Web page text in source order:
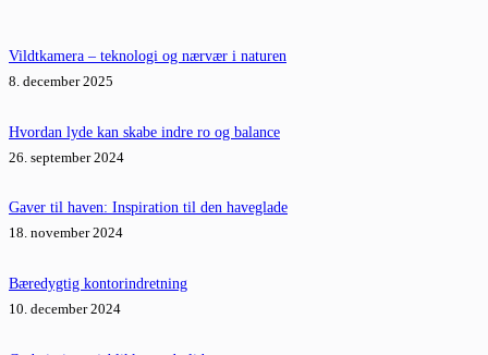
Vildtkamera – teknologi og nærvær i naturen
8. december 2025
Hvordan lyde kan skabe indre ro og balance
26. september 2024
Gaver til haven: Inspiration til den haveglade
18. november 2024
Bæredygtig kontorindretning
10. december 2024